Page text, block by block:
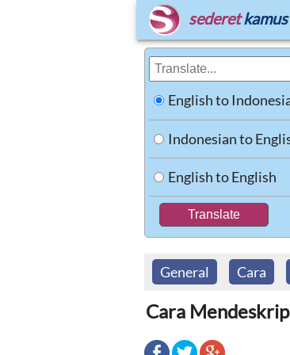
sederet kamus
English to
Indonesian to
English to English
General Cara
Cara